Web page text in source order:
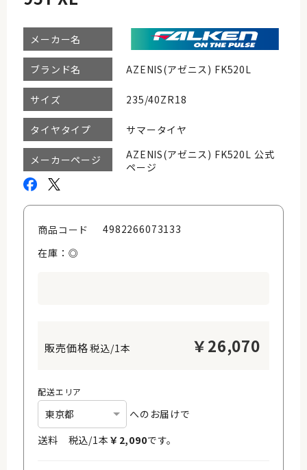
メーカー名
ブランド名 AZENIS(アゼニス) FK520L
サイズ 235/40ZR18
タイヤタイプ サマータイヤ
メーカーページ
AZENIS(アゼニス) FK520L 公式
ページ
商品コード
4982266073133
在庫：◎
税込/1本 ￥26,070
配送エリア
へのお届けで
送料 税込/1本 ￥ 2,090です。